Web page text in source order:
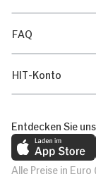
FAQ
HIT-Konto
Entdecken Sie
Alle Preise in